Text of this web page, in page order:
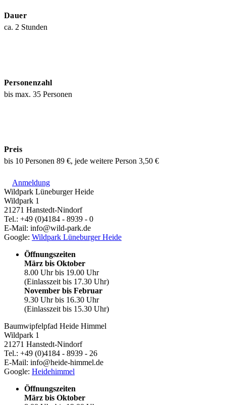
Dauer
ca. 2 Stunden
Personenzahl
bis max. 35 Personen
Preis
bis 10 Personen 89 €, jede weitere Person 3,50 €
Anmeldung
Wildpark Lüneburger Heide
Wildpark 1
21271 Hanstedt-Nindorf
Tel.: +49 (0)4184 - 8939 - 0
E-Mail: info@wild-park.de
Google: Wildpark Lüneburger Heide
Öffnungszeiten
März bis Oktober
8.00 Uhr bis 19.00 Uhr
(Einlasszeit bis 17.30 Uhr)
November bis Februar
9.30 Uhr bis 16.30 Uhr
(Einlasszeit bis 15.30 Uhr)
Baumwipfelpfad Heide Himmel
Wildpark 1
21271 Hanstedt-Nindorf
Tel.: +49 (0)4184 - 8939 - 26
E-Mail: info@heide-himmel.de
Google: Heidehimmel
Öffnungszeiten
März bis Oktober